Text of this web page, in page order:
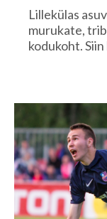
Lillekülas
murukate,
kodukoht.